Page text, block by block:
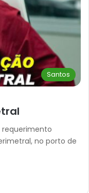
Santos
requerimento
no porto de